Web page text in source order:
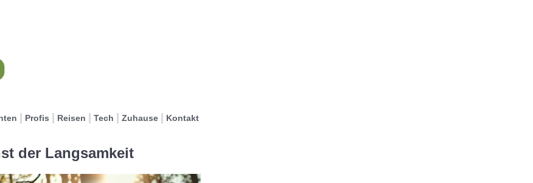
Profis Reisen Tech Zuhause Kontakt
der Langsamkeit